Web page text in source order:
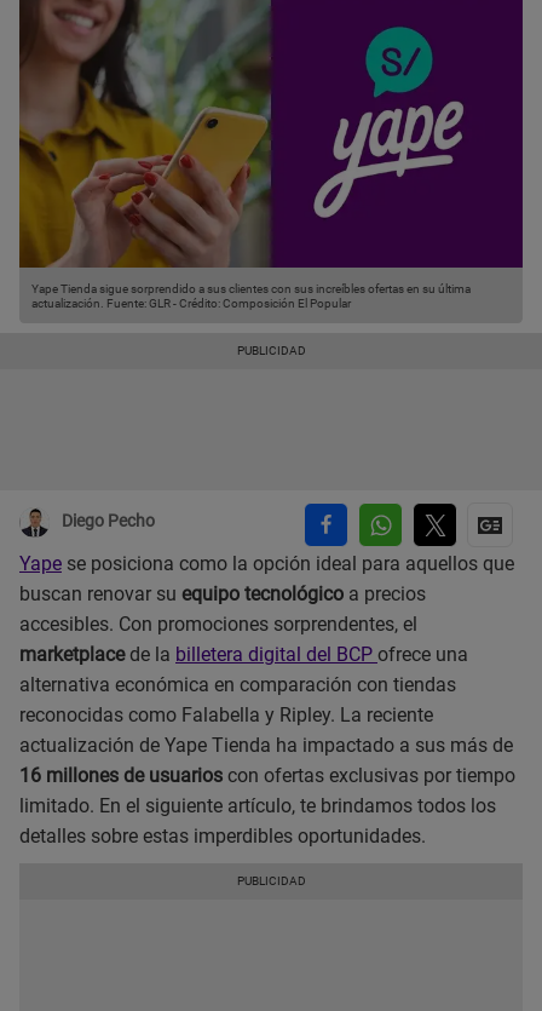
Yape Tienda sigue sorprendido a sus clientes con sus increíbles ofertas en su última
actualización. Fuente: GLR-Crédito: Composición El Popular
Diego Pecho
Yape se posiciona como la opción ideal para aquellos que
buscan renovar su equipo tecnológico a precios
accesibles. Con promociones sorprendentes, el
marketplacede la billetera digital del BCP ofrece una
alternativa económica en comparación con tiendas
reconocidas como Falabella y Ripley. La reciente
actualización de Yape Tienda ha impactado a sus más de
16 millones de usuarios con ofertas exclusivas por tiempo
limitado. En el siguiente artículo, te brindamos todos los
detalles sobre estas imperdibles oportunidades.